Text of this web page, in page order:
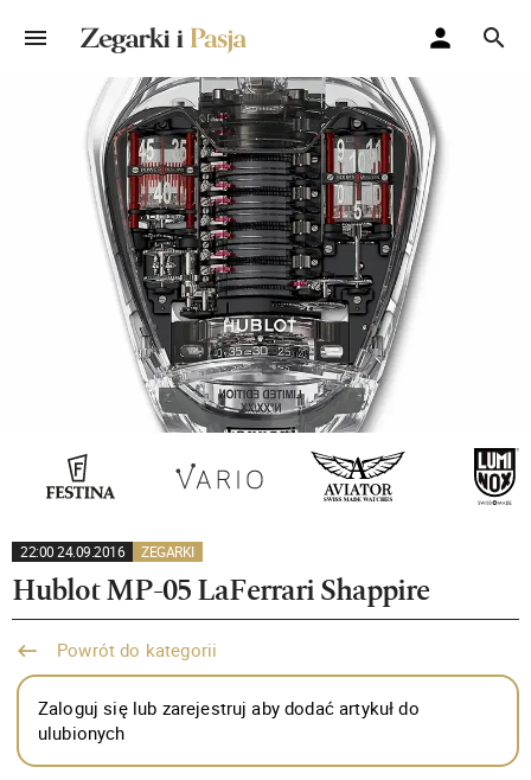
22:00 24.09.2016 ZEGARKI
Hublot MP-05 LaFerrari Shappire
Powrót do kategorii
Zaloguj się lub zarejestruj aby dodać artykuł do
ulubionych